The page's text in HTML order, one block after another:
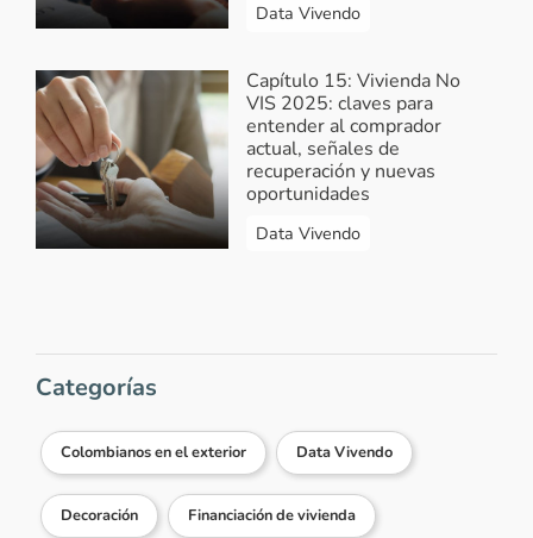
Data Vivendo
Capítulo 15: Vivienda No
VIS 2025: claves para
entender al comprador
actual, señales de
recuperación y nuevas
oportunidades
Data Vivendo
Categorías
Colombianos en el exterior Data Vivendo
Decoración Financiación de vivienda